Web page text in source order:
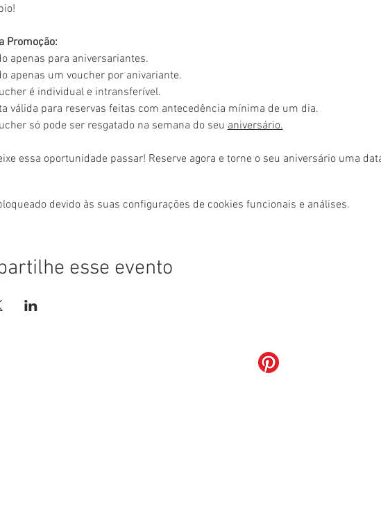
Promoção:
apenas para aniversariantes.
apenas um voucher por anivariante.
é individual e intransferível.
válida para reservas feitas com antecedência mínima de um dia.
só pode ser resgatado na semana do seu aniversário.
essa oportunidade passar! Reserve agora e torne o seu aniversário uma
devido às suas configurações de cookies funcionais e análises.
esse evento